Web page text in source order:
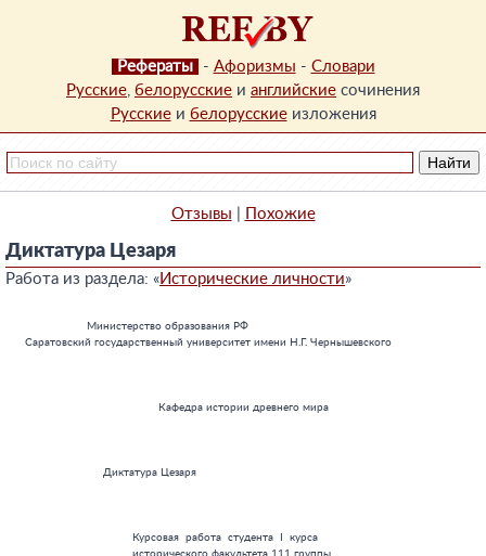
Рефераты - Афоризмы - Словари
Русские, белорусские и английские сочинения
Русскиеи белорусскиеизложения
Отзывы Похожие
Диктатура Цезаря
Работа из раздела: «Исторические личности»